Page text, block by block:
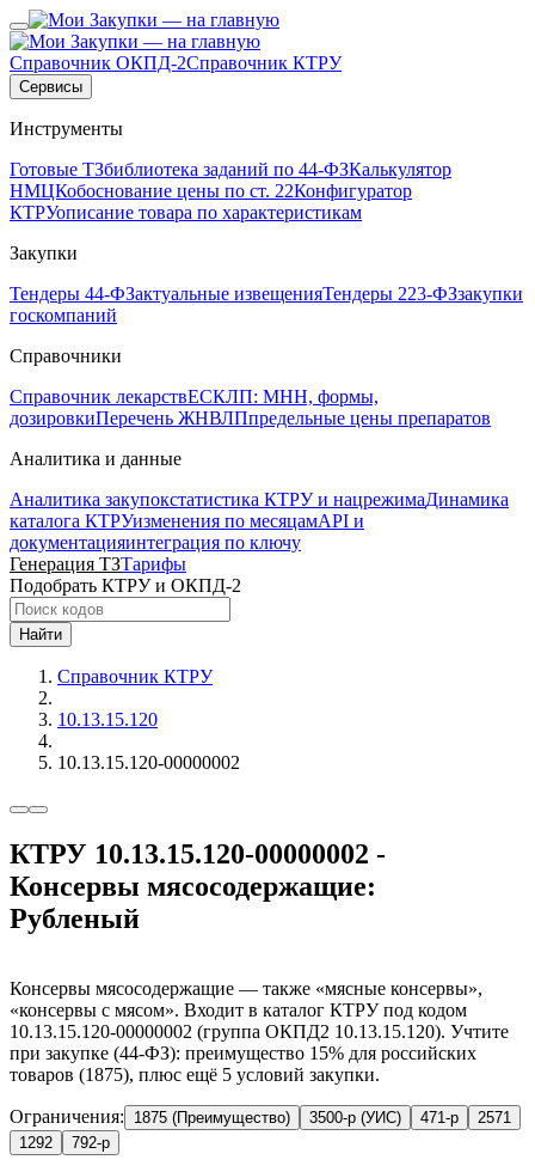
Справочник ОКПД-2Справочник КТРУ
Сервисы
Инструменты
Готовые ТЗбиблиотека заданий по 44-ФЗКалькулятор
НМЦКобоснование цены по ст. 22Конфигуратор
КТРУописание товара по характеристикам
Закупки
Тендеры 44-ФЗактуальные извещенияТендеры 223-ФЗзакупки
госкомпаний
Справочники
Справочник лекарствЕСКЛП: МНН, формы,
дозировкиПеречень ЖНВЛПпредельные цены препаратов
Аналитика и данные
Аналитика закупокстатистика КТРУ и нацрежимаДинамика
каталога КТРУизменения по месяцамAPI и
документацияинтеграция по ключу
Генерация ТЗТарифы
Подобрать КТРУ и ОКПД-2
Найти
Справочник КТРУ
10.13.15.120
10.13.15.120-00000002
КТРУ 10.13.15.120-00000002 -
Консервы мясосодержащие:
Рубленый
Консервы мясосодержащие — также «мясные консервы»,
«консервы с мясом». Входит в каталог КТРУ под кодом
10.13.15.120-00000002 (группа ОКПД2 10.13.15.120). Учтите
при закупке (44-ФЗ): преимущество 15% для российских
товаров (1875), плюс ещё 5 условий закупки.
Ограничения: 1875 (Преимущество) 3500-р (УИС) 471-р
2571
1292
792-р